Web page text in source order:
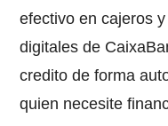
efectivo en cajeros
digitales de
credito de forma
quien necesite